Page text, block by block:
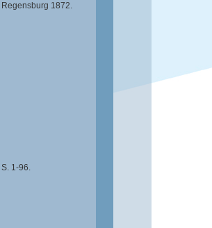
Regensburg 1872.
S. 1-96.